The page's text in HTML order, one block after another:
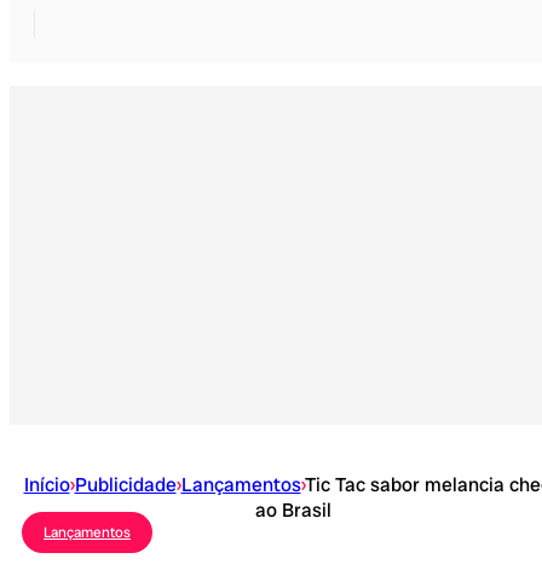
Início›Publicidade›Lançamentos›Tic Tac sabor melancia
ao Brasil
Lançamentos